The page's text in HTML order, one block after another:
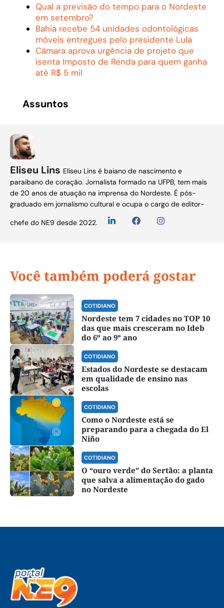
Qual a previsão do tempo para o Nordeste
em setembro?
Bahia recebe 54 unidades odontológicas
móveis entregues pelo presidente Lula
Câmara aprova urgência de projeto que
isenta Imposto de Renda para quem ganha
até R$ 5 mil
Assuntos
Eliseu Lins Eliseu Lins é baiano de nascimento e
paraibano de coração. Jornalista formado na UFPB, tem mais
de 20 anos de atuação na imprensa do Nordeste. É pós-
graduado em jornalismo cultural e ocupa o cargo de editor-
chefe do NE9 desde 2022.
Você também poderá gostar
COTIDIANO
Nordeste tem 7 cidades no TOP 10
das que mais cresceram no Ideb
do 6º ao 9º ano
COTIDIANO
Estados do Nordeste se destacam
em qualidade de ensino nas
escolas
COTIDIANO
Como o Nordeste está se
preparando para a chegada do El
Niño
COTIDIANO
O “ouro verde” do Sertão: a planta
que salva a alimentação do gado
no Nordeste